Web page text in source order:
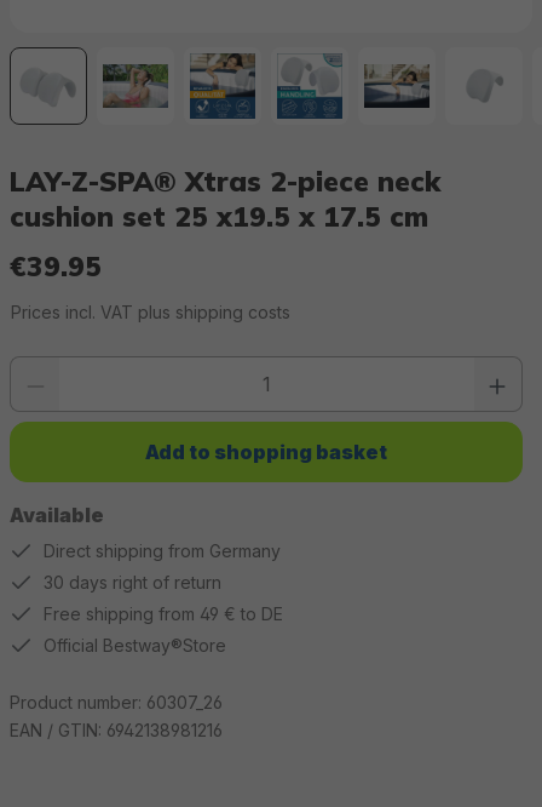
LAY-Z-SPA® Xtras 2-piece neck
cushion set 25 x19.5 x 17.5 cm
€39.95
Prices incl. VAT plus shipping costs
Available
Product quantity: Enter the desired value or use the buttons to increase or
Add to shopping basket
Direct shipping from Germany
30 days right of return
Free shipping from 49 € to DE
Official Bestway®Store
Product number: 60307_26
EAN / GTIN: 6942138981216